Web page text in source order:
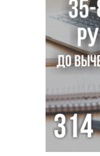
В Новосибирске осудили